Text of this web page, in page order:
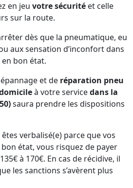
en jeu votre sécurité et celle
sur la route.
dès que la pneumatique, eu
aux sensation d’inconfort dans
en bon état.
et de réparation pneu
à votre servicedans la
saura prendre les dispositions
êtes verbalisé(e) parce que vos
état, vous risquez de payer
à 170€. En cas de récidive, il
les sanctions s’avèrent plus